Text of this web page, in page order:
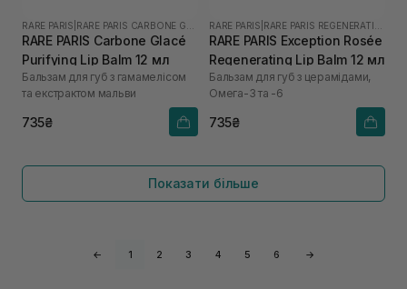
RARE PARIS RARE PARIS CARBONE GLACE
RARE PARIS Carbone Glacé
Purifying Lip Balm 12 мл
Бальзам для губ з гамамелісом
та екстрактом мальви
735₴
RARE PARIS RARE PARIS REGENERATING
RARE PARIS Exception Rosée
Regenerating Lip Balm 12 мл
Бальзам для губ з церамідами,
Омега-3 та -6
735₴
Показати більше
← 1 2 3 4 5 6 →